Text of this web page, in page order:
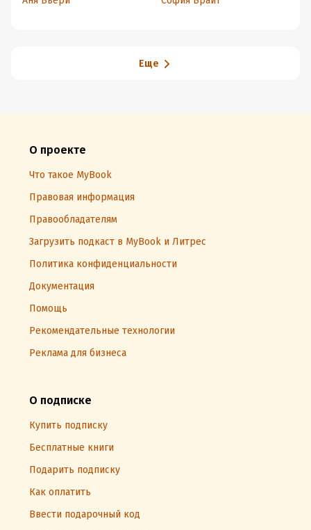
Еще
О проекте
Что такое MyBook
Правовая информация
Правообладателям
Загрузить подкаст в MyBook и Литрес
Политика конфиденциальности
Документация
Помощь
Рекомендательные технологии
Реклама для бизнеса
О подписке
Купить подписку
Бесплатные книги
Подарить подписку
Как оплатить
Ввести подарочный код